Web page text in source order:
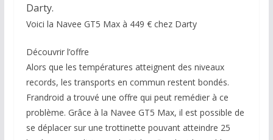
Darty.
Voici la Navee GT5 Max à 449 € chez Darty
Découvrir l’offre
Alors que les températures atteignent des niveaux
records, les transports en commun restent bondés.
Frandroid a trouvé une offre qui peut remédier à ce
problème. Grâce à la Navee GT5 Max, il est possible de
se déplacer sur une trottinette pouvant atteindre 25